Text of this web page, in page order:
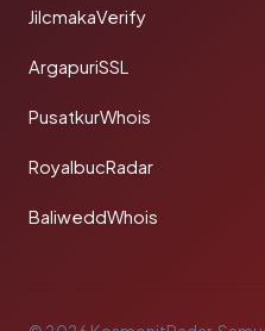
JilcmakaVerify
ArgapuriSSL
PusatkurWhois
RoyalbucRadar
BaliweddWhois